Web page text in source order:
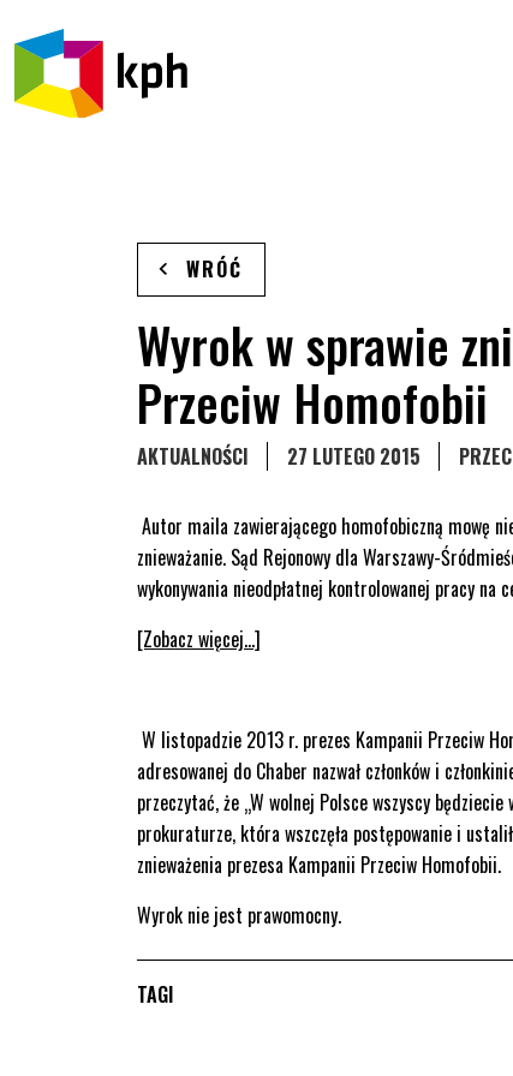
PRZEJDŹ DO TREŚCI
WRÓĆ
Wyrok w sprawie
Przeciw Homofobii
STRONA KATEGORII WPISÓW
AKTUALNOŚCI 27 LUTEGO 2015
Autor maila zawierającego homofobiczną mowę
znieważanie. Sąd Rejonowy dla Warszawy-
wykonywania nieodpłatnej kontrolowanej pracy na
[Zobacz więcej…]
W listopadzie 2013 r. prezes Kampanii Przeciw
adresowanej do Chaber nazwał członków i
przeczytać, że „W wolnej Polsce wszyscy
prokuraturze, która wszczęła postępowanie i
znieważenia prezesa Kampanii Przeciw Homofobii.
Wyrok nie jest prawomocny.
TAGI